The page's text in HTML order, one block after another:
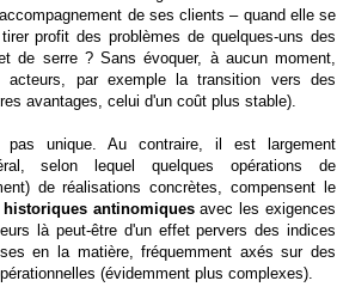
de ses clients – quand elle se
profit des problèmes de quelques-uns des
de serre ? Sans évoquer, à aucun moment,
acteurs, par exemple la transition vers des
avantages, celui d'un coût plus stable).
pas unique. Au contraire, il est largement
selon lequel quelques opérations de
de réalisations concrètes, compensent le
antinomiquesavec les exigences
là peut-être d'un effet pervers des indices
en la matière, fréquemment axés sur des
(évidemment plus complexes).